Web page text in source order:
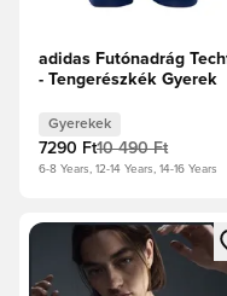
adidas Futónadrág
- Tengerészkék Gyerek
Gyerekek
7290 Ft10 490 Ft
6-8 Years, 12-14 Years, 14-16 Years
Megnyit egy modált a